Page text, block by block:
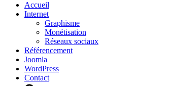
Accueil
Internet
Graphisme
Monétisation
Réseaux sociaux
Référencement
Joomla
WordPress
Contact